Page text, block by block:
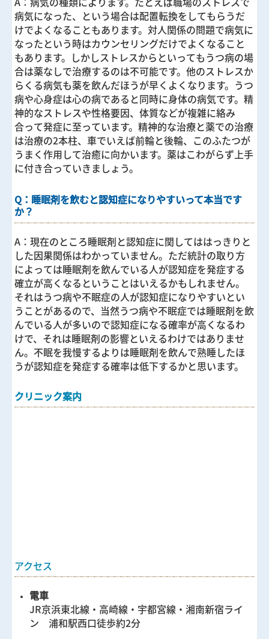
クリニック案内
アクセス
電車
JR京浜東北線・高崎線・宇都宮線・湘南新宿ライ
ン 浦和駅西口徒歩約2分
病気になった、という場合は配置転換をしてもらうだ
けでよくなることもあります。対人関係の問題で病気に
なったという時はカウンセリングだけでよくなること
もあります。しかしストレスからといってもうつ病の場
合は薬なしで治療するのは不可能です。他のストレスか
らくる病気も薬を飲んだほうが早くよくなります。うつ
病や心身症は心の病であると同時に身体の病気です。精
神的なストレスや性格要因、体質などが複雑に絡み
合って発症に至っています。精神的な治療と薬での治療
は治療の2本柱、車でいえば前輪と後輪、このふたつが
うまく作用して治癒に向かいます。薬はこわがらず上手
に付き合っていきましょう。
Q：睡眠剤を飲むと認知症になりやすいって本当です
か？
A：現在のところ睡眠剤と認知症に関してははっきりと
した因果関係はわかっていません。ただ統計の取り方
によっては睡眠剤を飲んでいる人が認知症を発症する
確立が高くなるということはいえるかもしれません。
それはうつ病や不眠症の人が認知症になりやすいとい
うことがあるので、当然うつ病や不眠症では睡眠剤を飲
んでいる人が多いので認知症になる確率が高くなるわ
けで、それは睡眠剤の影響といえるわけではありませ
ん。不眠を我慢するよりは睡眠剤を飲んで熟睡したほ
うが認知症を発症する確率は低下するかと思います。